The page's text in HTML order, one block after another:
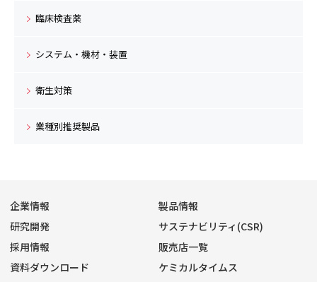
臨床検査薬
システム・機材・装置
衛生対策
業種別推奨製品
企業情報
製品情報
研究開発
サステナビリティ(CSR)
採用情報
販売店一覧
資料ダウンロード
ケミカルタイムス